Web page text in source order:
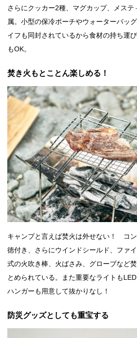
さらにクッカー2種、マグカップ、メス
属。小型の保冷ポーチやウォーターバッ
イフも同封されているから食材の持ち運
もOK。
焚き火もとことん楽しめる！
キャンプと言えば焚火は外せない！ コ
徳付き、さらにウインドシールド、ファ
式の火吹き棒、火ばさみ、グローブなど
とめられている。また重要なライトも
ハンガーも用意して抜かりなし！
防災グッズとしても重宝する